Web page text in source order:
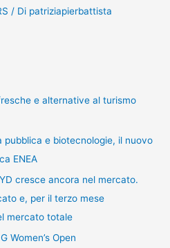
/ Di patriziapierbattista
e alternative al turismo
pubblica e biotecnologie, il nuovo
ENEA
cresce ancora nel mercato.
e, per il terzo mese
mercato totale
Women’s Open